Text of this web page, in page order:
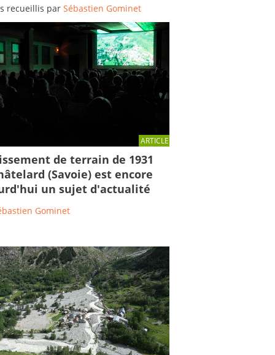
recueillis par Sébastien Gominet
ARTICLE
de terrain de 1931
(Savoie) est encore
un sujet d'actualité
Gominet